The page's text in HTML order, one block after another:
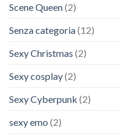
Scene Queen(2)
Senza categoria(12)
Sexy Christmas (2)
Sexy cosplay(2)
Sexy Cyberpunk (2)
sexy emo (2)